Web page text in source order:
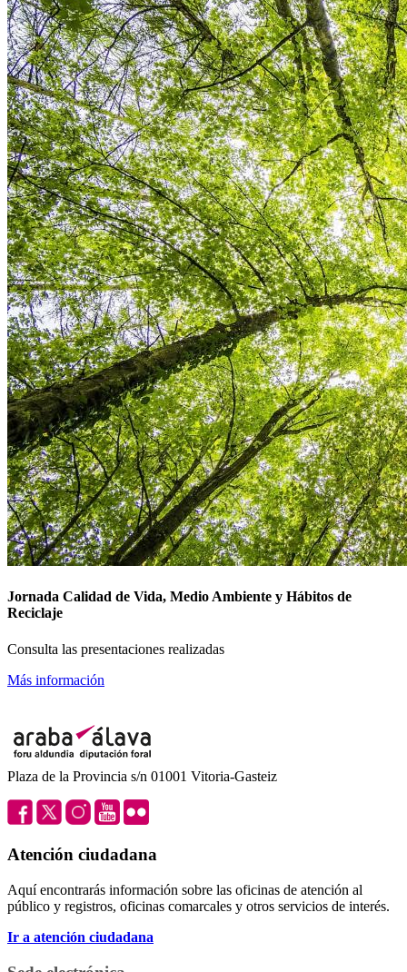
Jornada Calidad de Vida, Medio Ambiente y Hábitos de
Reciclaje
Consulta las presentaciones realizadas
Más información
Plaza de la Provincia s/n 01001 Vitoria-Gasteiz
Atención ciudadana
Aquí encontrarás información sobre las oficinas de atención al
público y registros, oficinas comarcales y otros servicios de interés.
Ir a atención ciudadana